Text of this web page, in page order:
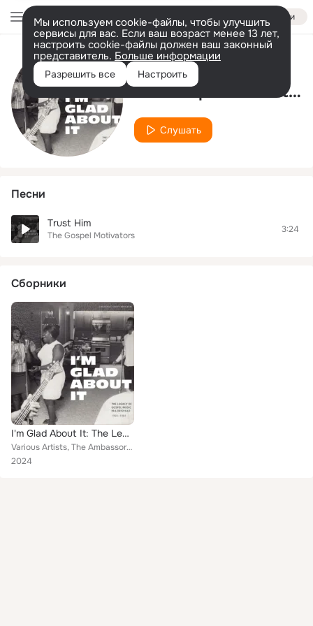
Войти
Мы используем cookie-файлы, чтобы улучшить
сервисы для вас. Если ваш возраст менее 13 лет,
настроить cookie-файлы должен ваш законный
представитель. Больше информации
Разрешить все Настроить
Исполнитель
The Gospel Motivators
Слушать
Песни
Trust Him
The Gospel Motivators
3:24
Сборники
I'm Glad About It: The Legacy of Gospel Music in Louisville 1958-1981
Various Artists, The Ambassordors, James Martin, The Ecclesiastics, The Religious Five Quartet, The Echoes of Zion, Larry Adams ...
2024